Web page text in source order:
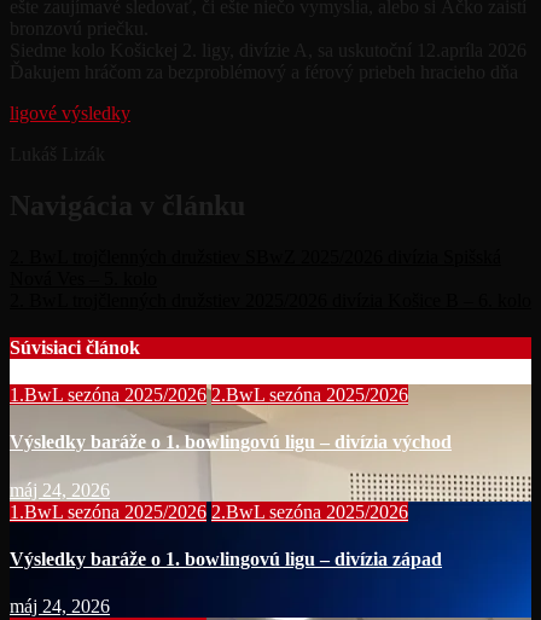
ešte zaujímavé sledovať, či ešte niečo vymyslia, alebo si Áčko zaistí
bronzovú priečku.
Siedme kolo Košickej 2. ligy, divízie A, sa uskutoční 12.apríla 2026
Ďakujem hráčom za bezproblémový a férový priebeh hracieho dňa
ligové výsledky
Lukáš Lizák
Navigácia v článku
Súvisiaci článok
1.BwL sezóna 2025/2026 2.BwL sezóna 2025/2026
Výsledky baráže o 1. bowlingovú ligu – divízia východ
máj 24, 2026
1.BwL sezóna 2025/2026 2.BwL sezóna 2025/2026
Výsledky baráže o 1. bowlingovú ligu – divízia západ
máj 24, 2026